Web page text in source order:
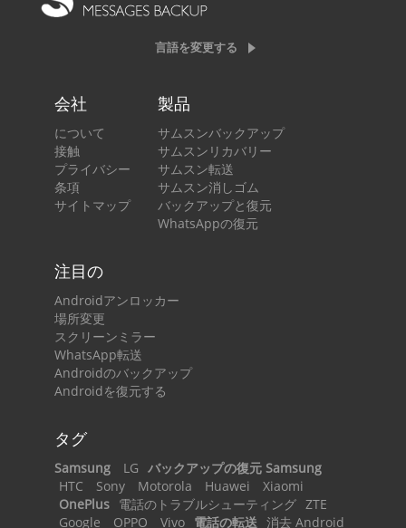
言語を変更する
会社
について
接触
プライバシー
条項
サイトマップ
製品
サムスンバックアップ
サムスンリカバリー
サムスン転送
サムスン消しゴム
バックアップと復元
WhatsAppの復元
注目の
Androidアンロッカー
場所変更
スクリーンミラー
WhatsApp転送
Androidのバックアップ
Androidを復元する
タグ
Samsung LG バックアップの復元 Samsung
HTC
Sony Motorola Huawei
Xiaomi
OnePlus 電話のトラブルシューティング ZTE
Google
OPPO Vivo 電話の転送 消去 Android